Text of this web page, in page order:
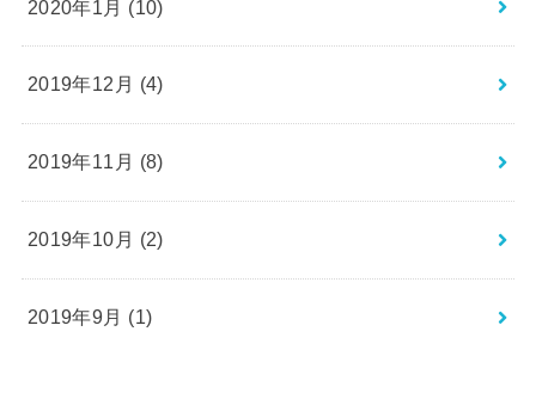
2020年1月 (10)
2019年12月 (4)
2019年11月 (8)
2019年10月 (2)
2019年9月 (1)